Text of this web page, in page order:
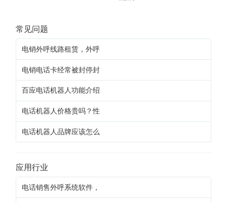
常见问题
电销外呼线路租赁，外呼
电销电话卡经常被封停封
百应电话机器人功能介绍
电话机器人价格贵吗？性
电话机器人品牌应该怎么
应用行业
电话销售外呼系统软件，